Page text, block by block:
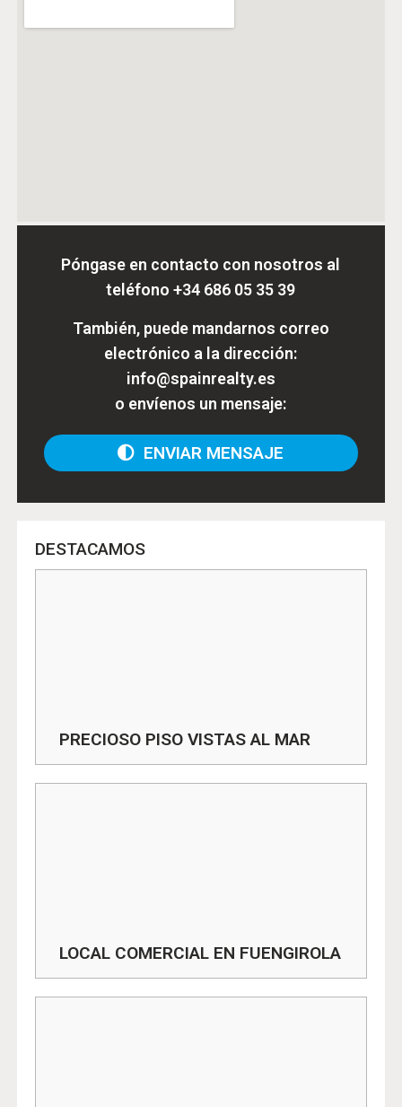
Póngase en contacto con nosotros al
teléfono+34 686 05 35 39
También, puede mandarnos correo
electrónico a la dirección:
info@spainrealty.es
o envíenos un mensaje:
ENVIAR MENSAJE
DESTACAMOS
PRECIOSO PISO VISTAS AL MAR
LOCAL COMERCIAL EN FUENGIROLA